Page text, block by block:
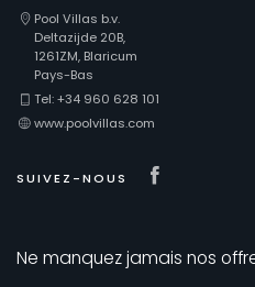
Pool Villas b.v.
Deltazijde 20B,
1261ZM, Blaricum
Pays-Bas
Tel: +34 960 628 101
www.poolvillas.com
SUIVEZ-NOUS
Ne manquez jamais nos